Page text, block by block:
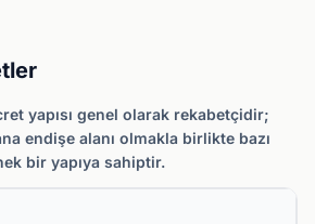
yapısı genel olarak rekabetçidir;
endişe alanı olmakla birlikte bazı
bir yapıya sahiptir.